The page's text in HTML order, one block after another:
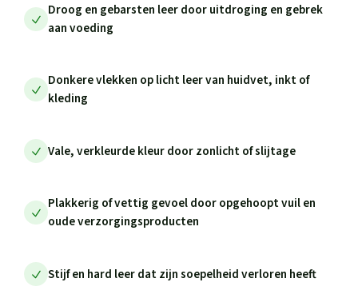
Droog en gebarsten leer door uitdroging en gebrek
aan voeding
Donkere vlekken op licht leer van huidvet, inkt of
kleding
Vale, verkleurde kleur door zonlicht of slijtage
Plakkerig of vettig gevoel door opgehoopt vuil en
oude verzorgingsproducten
Stijf en hard leer dat zijn soepelheid verloren heeft